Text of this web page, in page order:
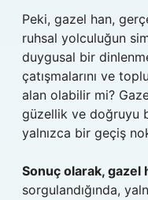
Peki, gazel han,
ruhsal yolculuğun
duygusal bir
çatışmalarını ve
alan olabilir mi?
güzellik ve doğruyu
yalnızca bir geçiş
Sonuç olarak, gazel
sorgulandığında,